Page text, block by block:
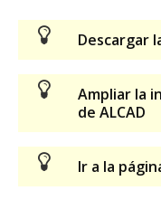
Descargar
Ampliar la
de ALCAD
Ir a la